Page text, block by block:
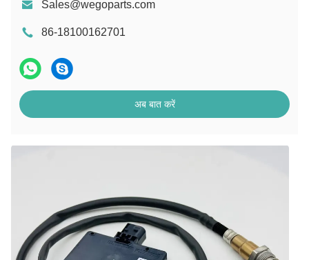
Sales@wegoparts.com
86-18100162701
अब बात करें